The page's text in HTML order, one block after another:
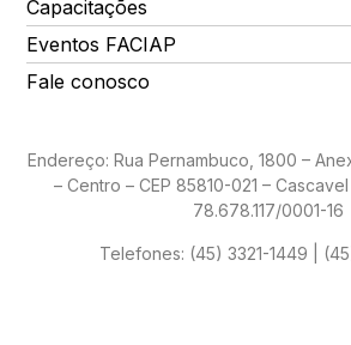
Capacitações
Eventos FACIAP
Fale conosco
Endereço: Rua Pernambuco, 1800 –
– Centro – CEP 85810-021 –
78.678.117/0001-16
Telefones: (45) 3321-1449 |